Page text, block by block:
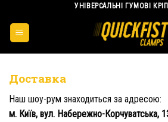
content
УНІВЕРСАЛЬНІ ГУМОВІ
Доставка
Наш шоу-рум знаходиться за адресою:
м. Київ, вул. Набережно-Корчуватська,